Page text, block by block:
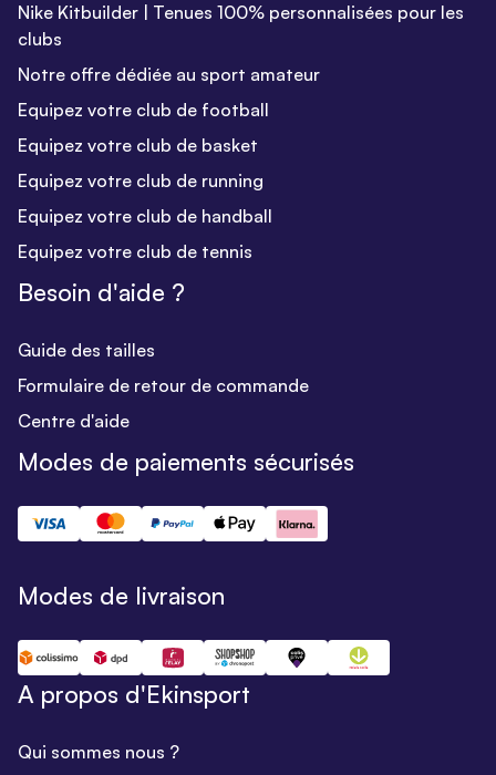
Nike Kitbuilder | Tenues 100% personnalisées pour les
clubs
Notre offre dédiée au sport amateur
Equipez votre club de football
Equipez votre club de basket
Equipez votre club de running
Equipez votre club de handball
Equipez votre club de tennis
Besoin d'aide ?
Guide des tailles
Formulaire de retour de commande
Centre d'aide
Modes de paiements sécurisés
Modes de livraison
A propos d'Ekinsport
Qui sommes nous ?